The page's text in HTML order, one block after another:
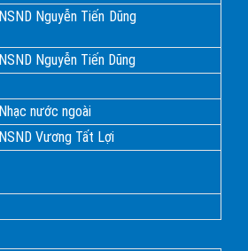
NSND Nguyễn Tiến Dũng
NSND Nguyễn Tiến Dũng
Nhạc nước ngoài
NSND Vương Tất Lợi